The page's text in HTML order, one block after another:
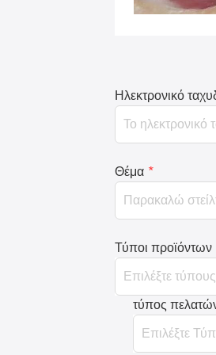
Ηλεκτρονικό
Θέμα *
Τύποι προϊόντων
τύπος